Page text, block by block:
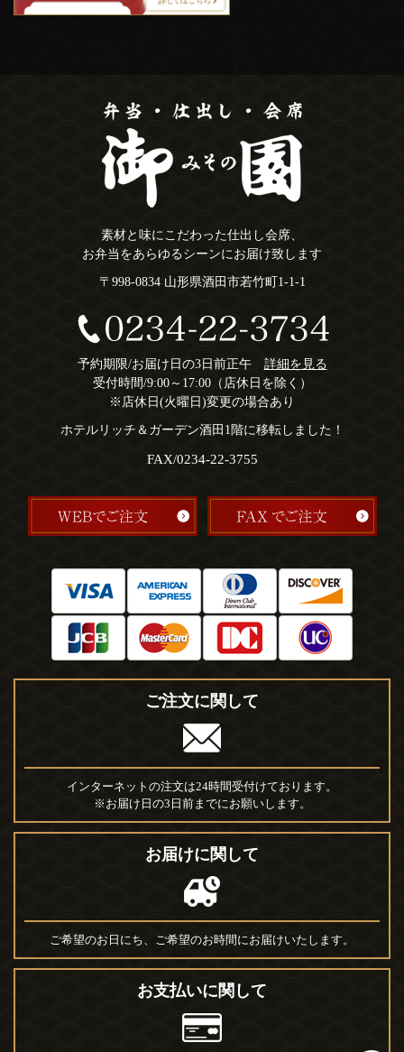
素材と味にこだわった仕出し会席、
お弁当をあらゆるシーンにお届け致します
〒998-0834 山形県酒田市若竹町1-1-1
予約期限/お届け日の3日前正午 詳細を見る
受付時間/9:00～17:00（店休日を除く）
※店休日(火曜日)変更の場合あり
ホテルリッチ＆ガーデン酒田1階に移転しました！
FAX/0234-22-3755
ご注文に関して
インターネットの注文は24時間受付けております。
※お届け日の3日前までにお願いします。
お届けに関して
ご希望のお日にち、ご希望のお時間にお届けいたします。
お支払いに関して